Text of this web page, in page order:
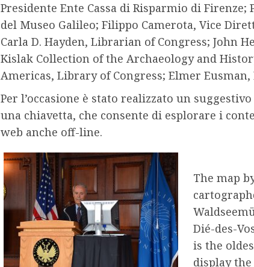
Presidente Ente Cassa di Risparmio di
del Museo Galileo; Filippo Camerota, Vice
Carla D. Hayden, Librarian of Congress; John
Kislak Collection of the Archaeology and
Americas, Library of Congress; Elmer
Per l’occasione è stato realizzato un
una chiavetta, che consente di esplorare i
web anche off-line.
The map
Dié-des-
is the
display